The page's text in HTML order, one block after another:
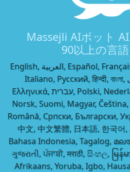
Massejli AIボット
90以上の言
English, العربية, Español, Français, Deutsch, Português,
Italiano, Русский, हिन्दी, বাংলা, اردو, فارسی, Türkçe,
Ελληνικά, עברית, Polski, Nederlands, Svenska, Dansk,
Norsk, Suomi, Magyar,
Română, Српски, Български,
中文, 中文繁體, 日本語, 한국
Bahasa Indonesia, Tagalog,
ગુજરાતી, ਪੰਜਾਬੀ, मराठी, සිංහල, မြန်
Afrikaans, Yoruba, Igbo,